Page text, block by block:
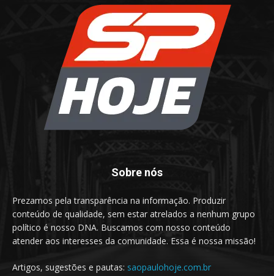
Sobre nós
Prezamos pela transparência na informação. Produzir
conteúdo de qualidade, sem estar atrelados a nenhum grupo
político é nosso DNA. Buscamos com nosso conteúdo
atender aos interesses da comunidade. Essa é nossa missão!
Artigos, sugestões e pautas: saopaulohoje.com.br